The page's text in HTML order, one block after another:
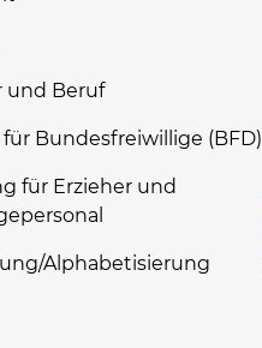
und Beruf
Bundesfreiwillige (BFD)
für Erzieher und
Alphabetisierung